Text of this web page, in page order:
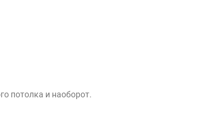
потолка и наоборот.